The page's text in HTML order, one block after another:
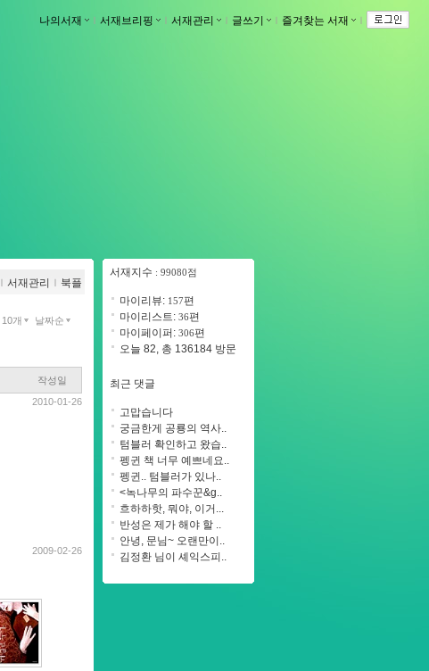
나의서재 ｌ 서재브리핑 서재관리 ｌ 글쓰기 ｌ 즐겨찾는 서재 ｌ
ｌ 서재관리 ｌ 북플
10개 날짜순
작성일
2010-01-26
2009-02-26
서재지수 : 99080점
마이리뷰: 157편
마이리스트: 36편
마이페이퍼: 306편
오늘 82, 총 136184 방문
최근 댓글
고맙습니다
궁금한게 공룡의 역사..
텀블러 확인하고 왔습..
펭귄 책 너무 예쁘네요..
펭귄.. 텀블러가 있나..
<녹나무의 파수꾼&g..
흐하하핫, 뭐야, 이거...
반성은 제가 해야 할 ..
안녕, 문님~ 오랜만이..
김정환 님이 셰익스피..